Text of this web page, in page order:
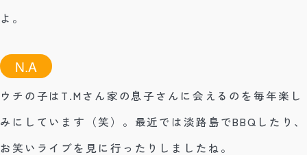
よ。
N.A
ウチの子はT.Mさん家の息子さんに会えるのを毎年楽し
みにしています（笑）。最近では淡路島でBBQしたり、
お笑いライブを見に行ったりしましたね。